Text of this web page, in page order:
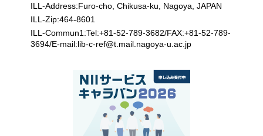
ILL-Address:Furo-cho, Chikusa-ku, Nagoya, JAPAN
ILL-Zip:464-8601
ILL-Commun1:Tel:+81-52-789-3682/FAX:+81-52-789-
3694/E-mail:lib-c-ref@t.mail.nagoya-u.ac.jp